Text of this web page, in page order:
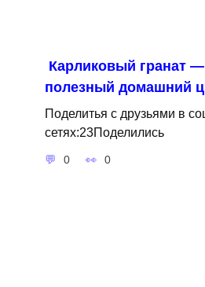
Карликовый гранат
полезный домашний
Поделитья с друзьями в
сетях:23Поделились
0 0